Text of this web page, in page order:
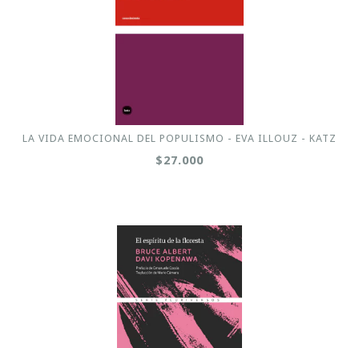
LA VIDA EMOCIONAL DEL POPULISMO - EVA ILLOUZ - KATZ
$27.000